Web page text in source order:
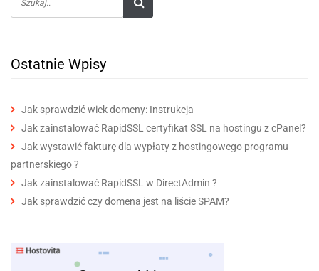
Ostatnie Wpisy
Jak sprawdzić wiek domeny: Instrukcja
Jak zainstalować RapidSSL certyfikat SSL na hostingu z cPanel?
Jak wystawić fakturę dla wypłaty z hostingowego programu
partnerskiego ?
Jak zainstalować RapidSSL w DirectAdmin ?
Jak sprawdzić czy domena jest na liście SPAM?